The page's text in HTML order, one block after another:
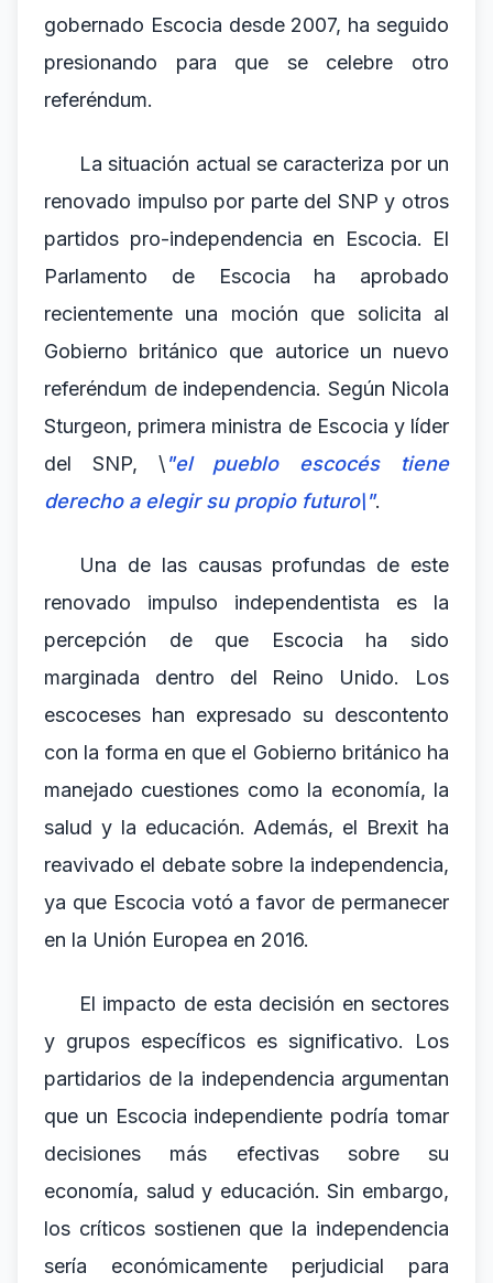
gobernado Escocia desde 2007, ha seguido
presionando para que se celebre otro
referéndum.
La situación actual se caracteriza por un
renovado impulso por parte del SNP y otros
partidos pro-independencia en Escocia. El
Parlamento de Escocia ha aprobado
recientemente una moción que solicita al
Gobierno británico que autorice un nuevo
referéndum de independencia. Según Nicola
Sturgeon, primera ministra de Escocia y líder
del SNP, \"el pueblo escocés tiene
derecho a elegir su propio futuro\".
Una de las causas profundas de este
renovado impulso independentista es la
percepción de que Escocia ha sido
marginada dentro del Reino Unido. Los
escoceses han expresado su descontento
con la forma en que el Gobierno británico ha
manejado cuestiones como la economía, la
salud y la educación. Además, el Brexit ha
reavivado el debate sobre la independencia,
ya que Escocia votó a favor de permanecer
en la Unión Europea en 2016.
El impacto de esta decisión en sectores
y grupos específicos es significativo. Los
partidarios de la independencia argumentan
que un Escocia independiente podría tomar
decisiones más efectivas sobre su
economía, salud y educación. Sin embargo,
los críticos sostienen que la independencia
sería económicamente perjudicial para